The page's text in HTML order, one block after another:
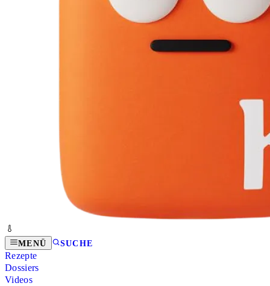
MENÜ SUCHE
Rezepte
Dossiers
Videos